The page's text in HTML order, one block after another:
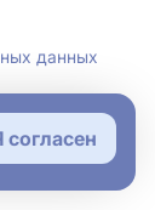
данных
согласен